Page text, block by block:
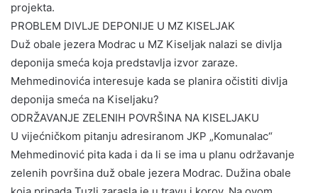
projekta.
PROBLEM DIVLJE DEPONIJE U MZ KISELJAK
Duž obale jezera Modrac u MZ Kiseljak nalazi se divlja
deponija smeća koja predstavlja izvor zaraze.
Mehmedinovića interesuje kada se planira očistiti divlja
deponija smeća na Kiseljaku?
ODRŽAVANJE ZELENIH POVRŠINA NA KISELJAKU
U vijećničkom pitanju adresiranom JKP „Komunalac“
Mehmedinović pita kada i da li se ima u planu održavanje
zelenih površina duž obale jezera Modrac. Dužina obale